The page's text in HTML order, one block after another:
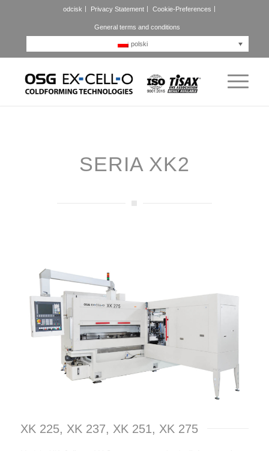
odcisk Privacy Statement Cookie-Preferences
General terms and conditions
polski
SERIA XK2
XK 225, XK 237, XK 251, XK 275